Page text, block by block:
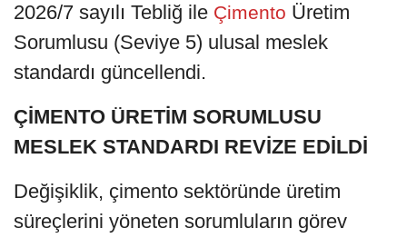
2026/7 sayılı Tebliğ ile Çimento Üretim
Sorumlusu (Seviye 5) ulusal meslek
standardı güncellendi.
ÇİMENTO ÜRETİM SORUMLUSU
MESLEK STANDARDI REVİZE EDİLDİ
Değişiklik, çimento sektöründe üretim
süreçlerini yöneten sorumluların görev